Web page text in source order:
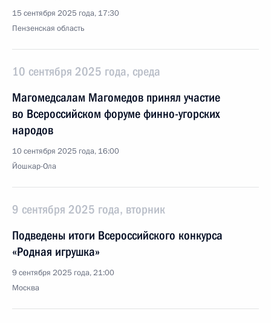
15 сентября 2025 года, 17:30
Пензенская область
10 сентября 2025 года, среда
Магомедсалам Магомедов принял участие
во Всероссийском форуме финно-угорских
народов
10 сентября 2025 года, 16:00
Йошкар-Ола
9 сентября 2025 года, вторник
Подведены итоги Всероссийского конкурса
«Родная игрушка»
9 сентября 2025 года, 21:00
Москва